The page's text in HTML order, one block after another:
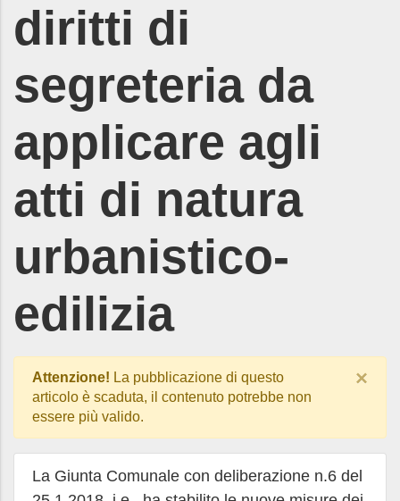
diritti di
segreteria da
applicare agli
atti di natura
urbanistico-
edilizia
Attenzione! La pubblicazione di questo
articolo è scaduta, il contenuto potrebbe non
essere più valido.
×
La Giunta Comunale con deliberazione n.6 del